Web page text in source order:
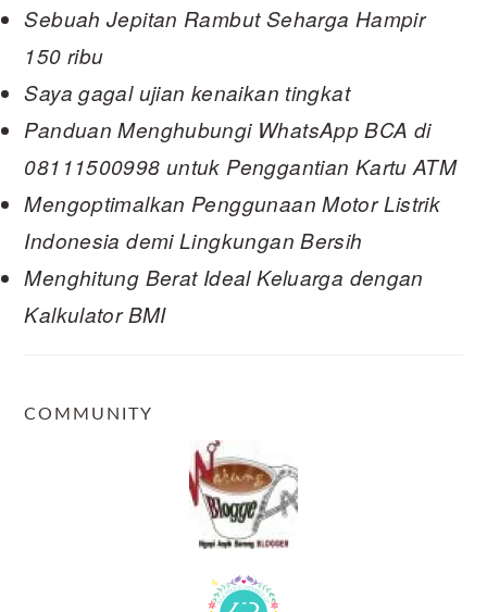
Sebuah Jepitan Rambut Seharga Hampir
150 ribu
Saya gagal ujian kenaikan tingkat
Panduan Menghubungi WhatsApp BCA di
08111500998 untuk Penggantian Kartu ATM
Mengoptimalkan Penggunaan Motor Listrik
Indonesia demi Lingkungan Bersih
Menghitung Berat Ideal Keluarga dengan
Kalkulator BMI
COMMUNITY